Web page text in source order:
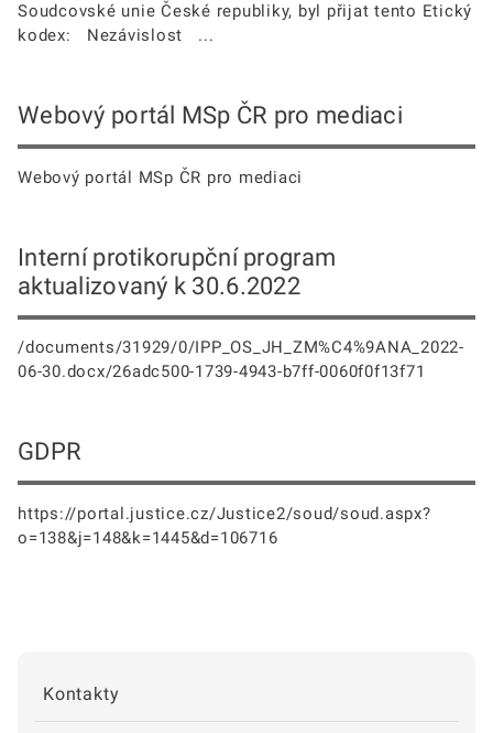
Kontakty
Soudcovské unie České republiky, byl přijat tento Etický
kodex: Nezávislost ...
Webový portál MSp ČR pro mediaci
Webový portál MSp ČR pro mediaci
Interní protikorupční program
aktualizovaný k 30.6.2022
/documents/31929/0/IPP_OS_JH_ZM%C4%9ANA_2022-
06-30.docx/26adc500-1739-4943-b7ff-0060f0f13f71
GDPR
https://portal.justice.cz/Justice2/soud/soud.aspx?
o=138&j=148&k=1445&d=106716